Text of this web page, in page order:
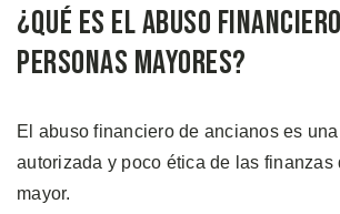
¿Qué es el Abuso
Personas Mayores?
El abuso financiero de ancianos es
autorizada y poco ética de las finanzas
mayor.